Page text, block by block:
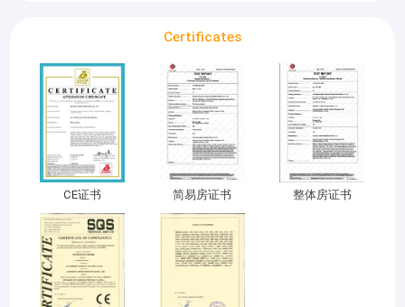
Certificates
CE证书 简易房证书 整体房证书